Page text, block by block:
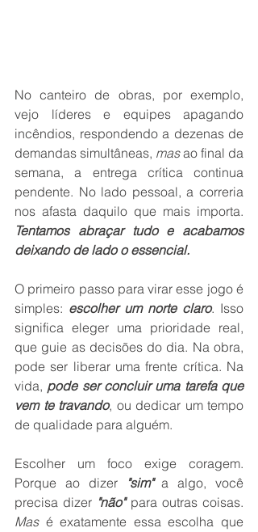
No canteiro de obras, por exemplo,
vejo líderes e equipes apagando
incêndios, respondendo a dezenas de
demandas simultâneas, mas ao final da
semana, a entrega crítica continua
pendente. No lado pessoal, a correria
Tentamos abraçar tudo e acabamos
deixando de lado o essencial.
O primeiro passo para virar esse jogo é
simples: escolher um norte claro. Isso
significa eleger uma prioridade real,
que guie as decisões do dia. Na obra,
pode ser liberar uma frente crítica. Na
vida, pode ser concluir uma tarefa que
vem te travando, ou dedicar um tempo
de qualidade para alguém.
Escolher um foco exige coragem.
Porque ao dizer
"sim" a algo, você
precisa dizer "não"
Mas é exatamente essa escolha que